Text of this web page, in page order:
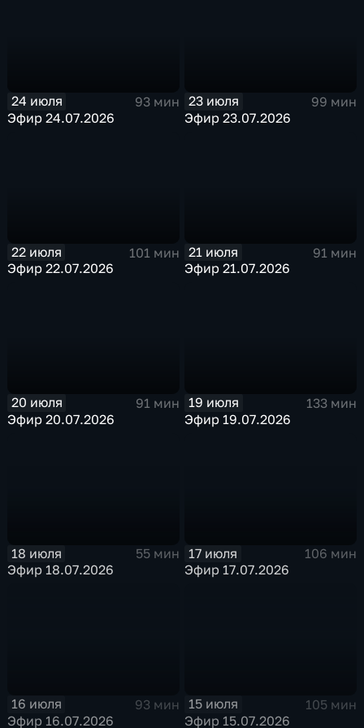
24 июля
93 мин
Эфир 24.07.2026
23 июля
99 мин
Эфир 23.07.2026
22 июля
101 мин
Эфир 22.07.2026
21 июля
91 мин
Эфир 21.07.2026
20 июля
91 мин
Эфир 20.07.2026
19 июля
133 мин
Эфир 19.07.2026
18 июля
55 мин
Эфир 18.07.2026
17 июля
106 мин
Эфир 17.07.2026
16 июля
93 мин
Эфир 16.07.2026
15 июля
105 мин
Эфир 15.07.2026